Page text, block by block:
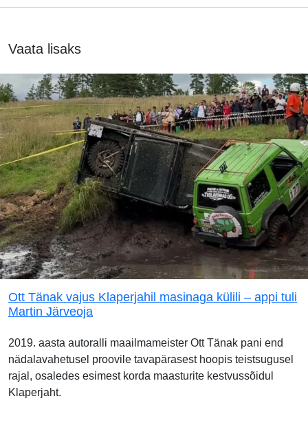
Vaata lisaks
Ott Tänak vajus Klaperjahil masinaga külili – appi tuli
Martin Järveoja
2019. aasta autoralli maailmameister Ott Tänak pani end
nädalavahetusel proovile tavapärasest hoopis teistsugusel
rajal, osaledes esimest korda maasturite kestvussõidul
Klaperjaht.